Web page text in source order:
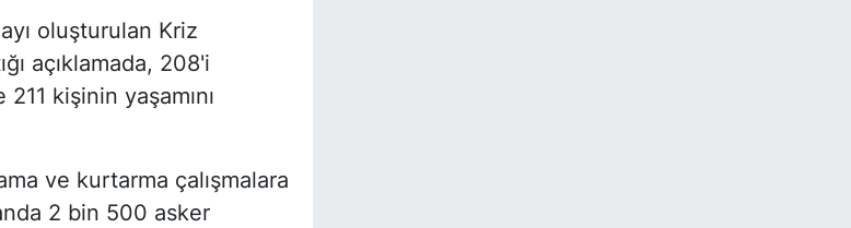
oluşturulan Kriz
açıklamada, 208'i
kişinin yaşamını
ve kurtarma çalışmalara
2 bin 500 asker